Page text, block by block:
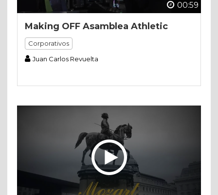
00:59
Making OFF Asamblea Athletic
Corporativos
Juan Carlos Revuelta